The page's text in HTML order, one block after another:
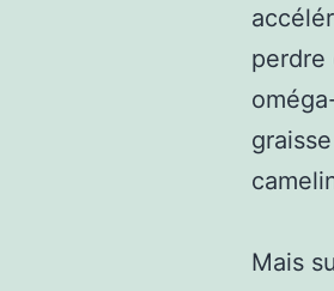
perdre
Mais